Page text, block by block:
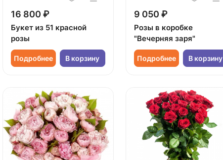
16 800 ₽
Букет из 51 красной
розы
Подробнее В корзину
9 050 ₽
Розы в коробке
"Вечерняя заря"
Подробнее В корзину